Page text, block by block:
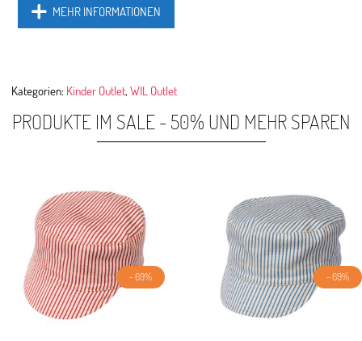
MEHR INFORMATIONEN
Kategorien: Kinder Outlet,WIL Outlet
PRODUKTE IM SALE - 50% UND MEHR SPAREN
- 69% - 69%